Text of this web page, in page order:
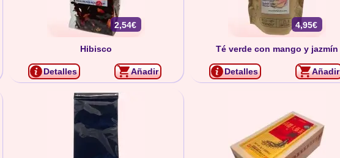
2,54€
Hibisco
Detalles Añadir
4,95€
Té verde con mango y jazmín
Detalles Añadir